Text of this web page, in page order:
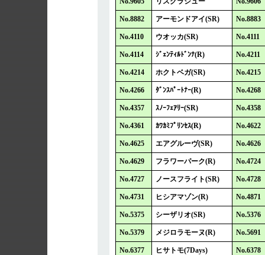
No.8882 アーモンドアイ(SR) No.8883
No.4110 ウオッカ(SR) No.4111
No.4114 ｼﾞｪﾝﾃｨﾙﾄﾞﾝﾅ(R) No.4211
No.4214 ホクトベガ(SR) No.4215
No.4266 ﾀﾞﾝｽﾊﾟｰﾄﾅｰ(R) No.4268
No.4357 ｽﾉｰﾌｪｱﾘｰ(SR) No.4358
No.4361 ｶﾜｶﾐﾌﾟﾘﾝｾｽ(R) No.4622
No.4625 エアグルーヴ(SR) No.4626
No.4629 フラワーパーク(R) No.4724
No.4727 ノースフライト(SR) No.4728
No.4731 ヒシアマゾン(R) No.4871
No.5375 シーザリオ(SR) No.5376
No.5379 メジロラモーヌ(R) No.5691
No.6377 ヒサトモ(7Days) No.6378